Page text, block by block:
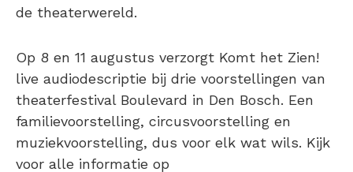
de theaterwereld.
Op 8 en 11 augustus verzorgt Komt het Zien!
live audiodescriptie bij drie voorstellingen van
theaterfestival Boulevard in Den Bosch. Een
familievoorstelling, circusvoorstelling en
muziekvoorstelling, dus voor elk wat wils. Kijk
voor alle informatie op